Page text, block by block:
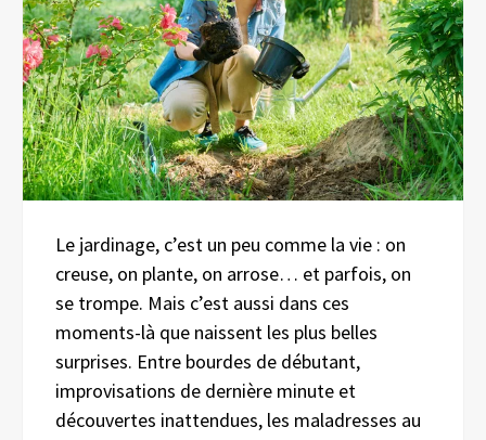
Le jardinage, c’est un peu comme la vie : on
creuse, on plante, on arrose… et parfois, on
se trompe. Mais c’est aussi dans ces
moments-là que naissent les plus belles
surprises. Entre bourdes de débutant,
improvisations de dernière minute et
découvertes inattendues, les maladresses au